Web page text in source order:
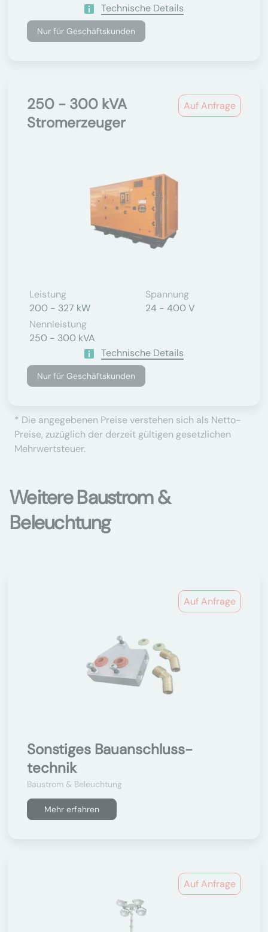
Technische Details
Nur für Geschäftskunden
Auf Anfrage
250 - 300 kVA
Stromerzeuger
Leistung
200 - 327 kW
Spannung
24 - 400 V
Nennleistung
250 - 300 kVA
Technische Details
Nur für Geschäftskunden
* Die angegebenen Preise verstehen sich als Netto-
Preise, zuzüglich der derzeit gültigen gesetzlichen
Mehrwertsteuer.
Weitere Baustrom &
Beleuchtung
Auf Anfrage
Sonstiges Bauanschluss-
technik
Baustrom & Beleuchtung
Mehr erfahren
Auf Anfrage